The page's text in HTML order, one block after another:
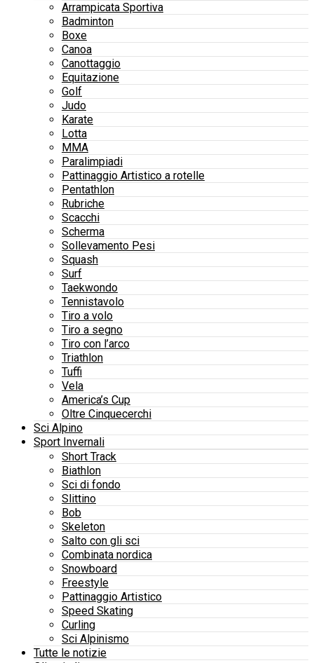
Arrampicata Sportiva
Badminton
Boxe
Canoa
Canottaggio
Equitazione
Golf
Judo
Karate
Lotta
MMA
Paralimpiadi
Pattinaggio Artistico a rotelle
Pentathlon
Rubriche
Scacchi
Scherma
Sollevamento Pesi
Squash
Surf
Taekwondo
Tennistavolo
Tiro a volo
Tiro a segno
Tiro con l’arco
Triathlon
Tuffi
Vela
America’s Cup
Oltre Cinquecerchi
Sci Alpino
Sport Invernali
Short Track
Biathlon
Sci di fondo
Slittino
Bob
Skeleton
Salto con gli sci
Combinata nordica
Snowboard
Freestyle
Pattinaggio Artistico
Speed Skating
Curling
Sci Alpinismo
Tutte le notizie